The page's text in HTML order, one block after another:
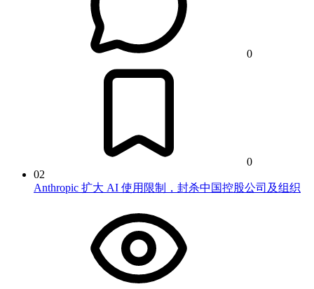
0
0
02
Anthropic 扩大 AI 使用限制，封杀中国控股公司及组织